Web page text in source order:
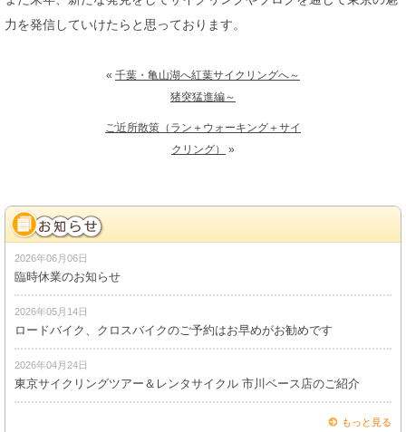
力を発信していけたらと思っております。
« 千葉・亀山湖へ紅葉サイクリングへ～
猪突猛進編～
ご近所散策（ラン＋ウォーキング＋サイ
クリング）
»
2026年06月06日
臨時休業のお知らせ
2026年05月14日
ロードバイク、クロスバイクのご予約はお早めがお勧めです
2026年04月24日
東京サイクリングツアー＆レンタサイクル 市川ベース店のご紹介
もっと見る